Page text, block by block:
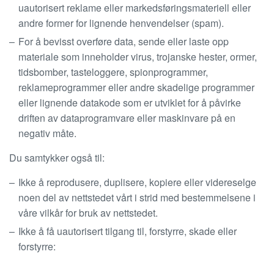
uautorisert reklame eller markedsføringsmateriell eller
andre former for lignende henvendelser (spam).
For å bevisst overføre data, sende eller laste opp
materiale som inneholder virus, trojanske hester, ormer,
tidsbomber, tasteloggere, spionprogrammer,
reklameprogrammer eller andre skadelige programmer
eller lignende datakode som er utviklet for å påvirke
driften av dataprogramvare eller maskinvare på en
negativ måte.
Du samtykker også til:
Ikke å reprodusere, duplisere, kopiere eller videreselge
noen del av nettstedet vårt i strid med bestemmelsene i
våre vilkår for bruk av nettstedet.
Ikke å få uautorisert tilgang til, forstyrre, skade eller
forstyrre: